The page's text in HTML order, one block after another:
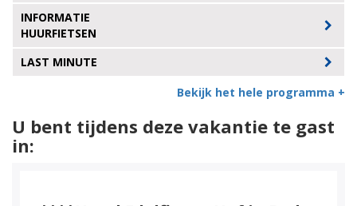
INFORMATIE
HUURFIETSEN
LAST MINUTE
Bekijk het hele programma +
U bent tijdens deze vakantie te gast
in: